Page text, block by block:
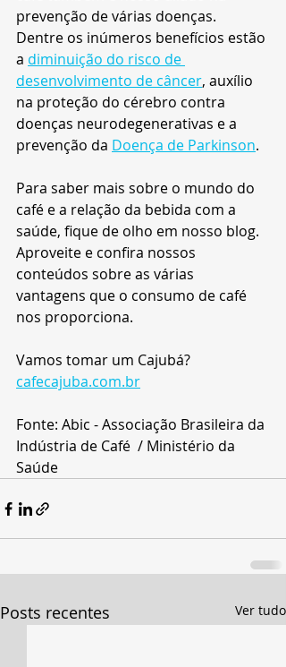
prevenção de várias doenças.
Dentre os inúmeros benefícios estão
a diminuição do risco de
desenvolvimento de câncer, auxílio
na proteção do cérebro contra
doenças neurodegenerativas e a
prevenção da Doença de Parkinson.
Para saber mais sobre o mundo do
café e a relação da bebida com a
saúde, fique de olho em nosso blog.
Aproveite e confira nossos
conteúdos sobre as várias
vantagens que o consumo de café
nos proporciona.
Vamos tomar um Cajubá?
cafecajuba.com.br
Fonte: Abic - Associação Brasileira da
Indústria de Café  / Ministério da
Saúde
Posts recentes Ver tudo